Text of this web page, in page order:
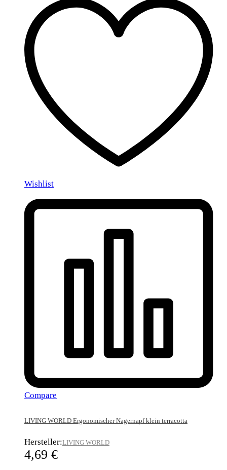
Wishlist
Compare
LIVING WORLD Ergonomischer Nagernapf klein terracotta
Hersteller:LIVING WORLD
4,69 €